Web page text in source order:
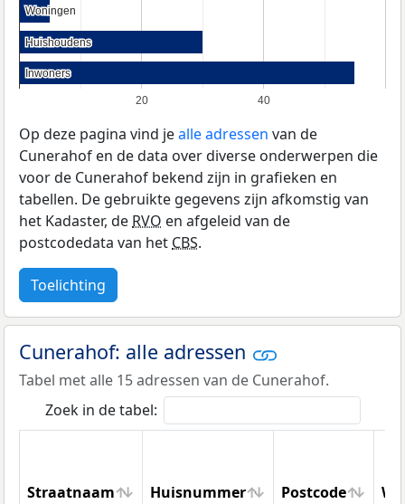
20 40
Woningen
Woningen
Huishoudens
Huishoudens
Inwoners
Inwoners
Op deze pagina vind jealle adressen van de
Cunerahof en de data over diverse onderwerpen die
voor de Cunerahof bekend zijn in grafieken en
tabellen. De gebruikte gegevens zijn afkomstig van
het Kadaster, deRVO en afgeleid van de
postcodedata van hetCBS.
Toelichting
Cunerahof: alle adressen
Tabel met alle 15 adressen van de Cunerahof.
Zoek in de tabel:
Straatnaam Huisnummer Postcode